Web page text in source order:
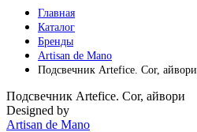
Главная
Каталог
Бренды
Artisan de Mano
Подсвечник Artefice. Cor, айвори
Подсвечник Artefice. Cor, айвори
Designed by
Artisan de Mano